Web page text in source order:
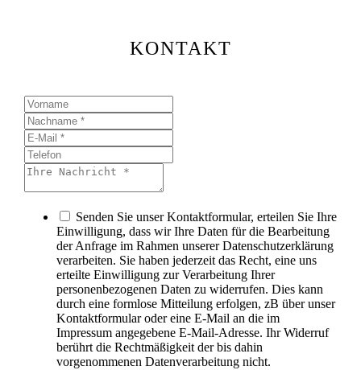
KONTAKT
Senden Sie unser Kontaktformular, erteilen Sie Ihre
Einwilligung, dass wir Ihre Daten für die Bearbeitung
der Anfrage im Rahmen unserer Datenschutzerklärung
verarbeiten. Sie haben jederzeit das Recht, eine uns
erteilte Einwilligung zur Verarbeitung Ihrer
personenbezogenen Daten zu widerrufen. Dies kann
durch eine formlose Mitteilung erfolgen, zB über unser
Kontaktformular oder eine E-Mail an die im
Impressum angegebene E-Mail-Adresse. Ihr Widerruf
berührt die Rechtmäßigkeit der bis dahin
vorgenommenen Datenverarbeitung nicht.